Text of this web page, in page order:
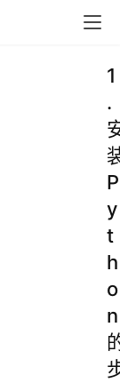
1
.
P
y
t
h
o
n